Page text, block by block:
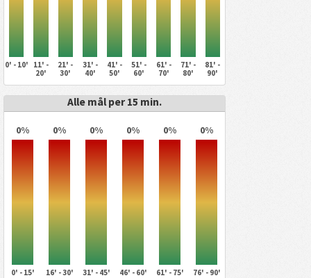
0' - 10'
11' -
20'
21' -
30'
31' -
40'
41' -
50'
51' -
60'
61' -
70'
71' -
80'
81' -
90'
Alle mål per 15 min.
0% 0% 0% 0% 0% 0%
0' - 15' 16' - 30' 31' - 45' 46' - 60' 61' - 75' 76' - 90'